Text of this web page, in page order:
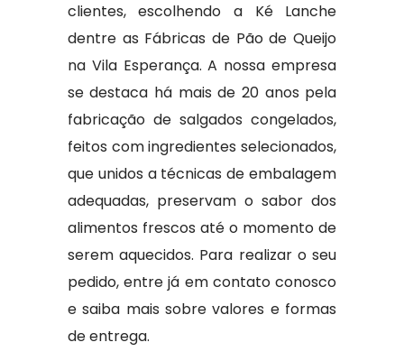
clientes, escolhendo a Ké Lanche
dentre as Fábricas de Pão de Queijo
na Vila Esperança. A nossa empresa
se destaca há mais de 20 anos pela
fabricação de salgados congelados,
feitos com ingredientes selecionados,
que unidos a técnicas de embalagem
adequadas, preservam o sabor dos
alimentos frescos até o momento de
serem aquecidos. Para realizar o seu
pedido, entre já em contato conosco
e saiba mais sobre valores e formas
de entrega.